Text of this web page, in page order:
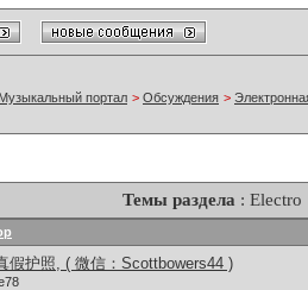
портал > Обсуждения >
Темы раздела : Electro
假护照, ( 微信：Scottbowers44 )